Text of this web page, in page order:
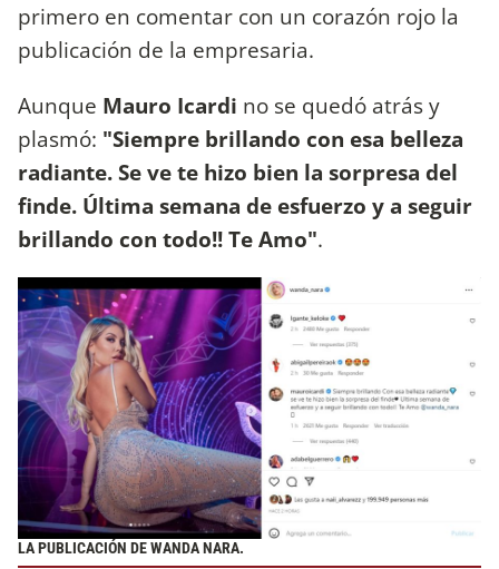
primero en comentar con un corazón rojo la
publicación de la empresaria.
Aunque Mauro Icardi no se quedó atrás y
plasmó: "Siempre brillando con esa belleza
radiante. Se ve te hizo bien la sorpresa del
finde. Última semana de esfuerzo y a seguir
brillando con todo!! Te Amo".
LA PUBLICACIÓN DE WANDA NARA.